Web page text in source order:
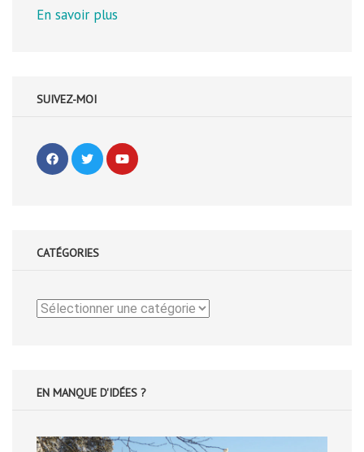
En savoir plus
SUIVEZ-MOI
CATÉGORIES
Catégories
EN MANQUE D'IDÉES ?